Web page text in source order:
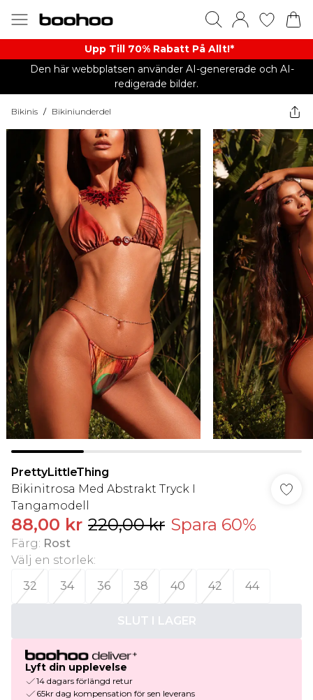
Upp Till 70% Rabatt På Allt!*
Den här webbplatsen använder AI-genererade och AI-
redigerade bilder.
Bikinis / Bikiniunderdel
PrettyLittleThing
Bikinitrosa Med Abstrakt Tryck I
Tangamodell
88,00 kr 220,00 kr Spara 60%
Färg: Rost
Välj en storlek:
32
34 36 38 40 42 44
SLUT I LAGER
Lyft din upplevelse
14 dagars förlängd retur
65kr dag kompensation för sen leverans